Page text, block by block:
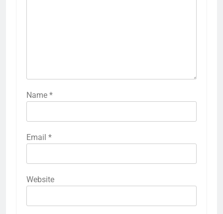
Name *
Email *
Website